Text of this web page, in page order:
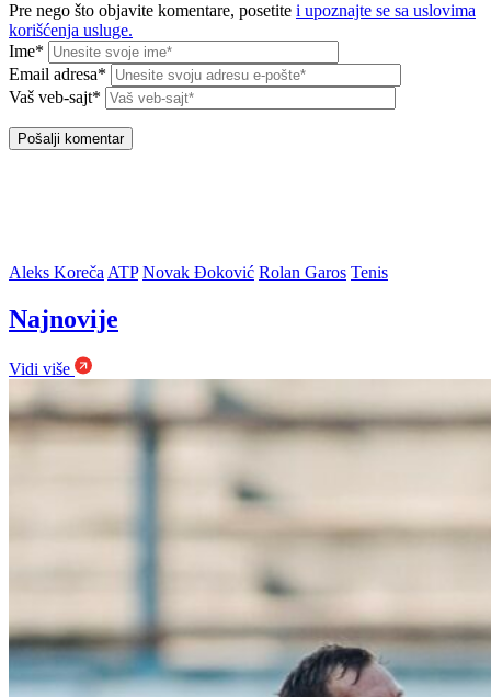
Pre nego što objavite komentare, posetite i upoznajte se sa uslovima
korišćenja usluge.
Ime*
Email adresa*
Vaš veb-sajt*
Aleks Koreča ATP Novak Đoković Rolan Garos Tenis
Najnovije
Vidi više